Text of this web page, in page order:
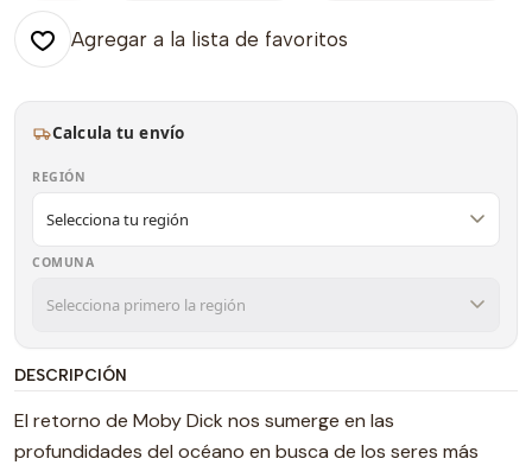
Agregar a la lista de favoritos
Calcula tu envío
REGIÓN
COMUNA
DESCRIPCIÓN
El retorno de Moby Dick nos sumerge en las
profundidades del océano en busca de los seres más